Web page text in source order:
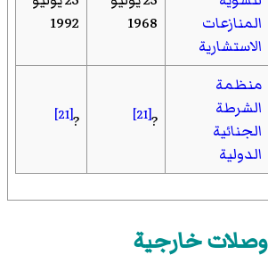
المنازعات
الاستشارية
1968
1992
منظمة
الشرطة
الجنائية
الدولية
?
[21]
?
[21]
وصلات خارجية